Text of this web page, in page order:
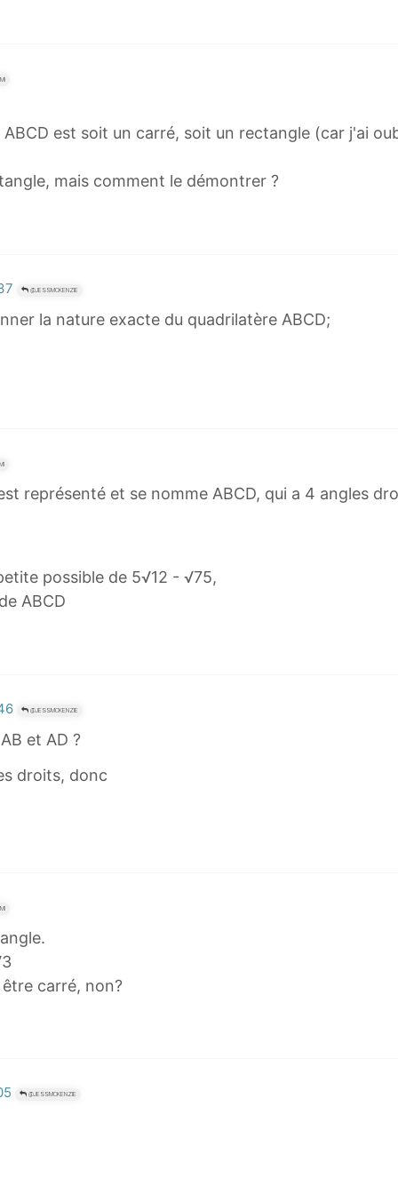
est soit un carré, soit un rectangle (car j'ai
mais comment le démontrer ?
@JESSMCKENZIE
la nature exacte du quadrilatère ABCD;
représenté et se nomme ABCD, qui a 4 angles
possible de 5√12 - √75,
ABCD
@JESSMCKENZIE
et AD ?
droits, donc
carré, non?
@JESSMCKENZIE